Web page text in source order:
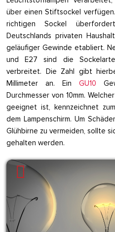
über einen Stiftsockel
richtigen Sockel
Deutschlands privaten
geläufiger Gewinde etabliert.
und E27 sind die
verbreitet. Die Zahl gibt
Millimeter an. Ein GU10
Durchmesser von 10mm.
geeignet ist, kennzeichnet
dem Lampenschirm. Um
Glühbirne zu vermeiden, sollte
gehalten werden.